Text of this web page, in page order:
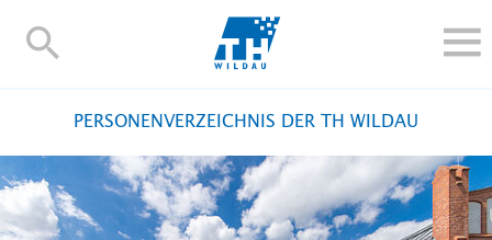
TH-
FORSCHUNG UND TRANSFER
ALUMNI
PERSONENVERZEICHNIS DER TH WILDAU